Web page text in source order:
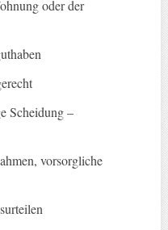
oder der
Scheidung –
vorsorgliche